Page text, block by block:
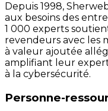
Depuis 1998,
aux besoins des
1 000 experts
revendeurs avec les
à valeur ajoutée
amplifiant leur
à la cybersécurité.
Personne-